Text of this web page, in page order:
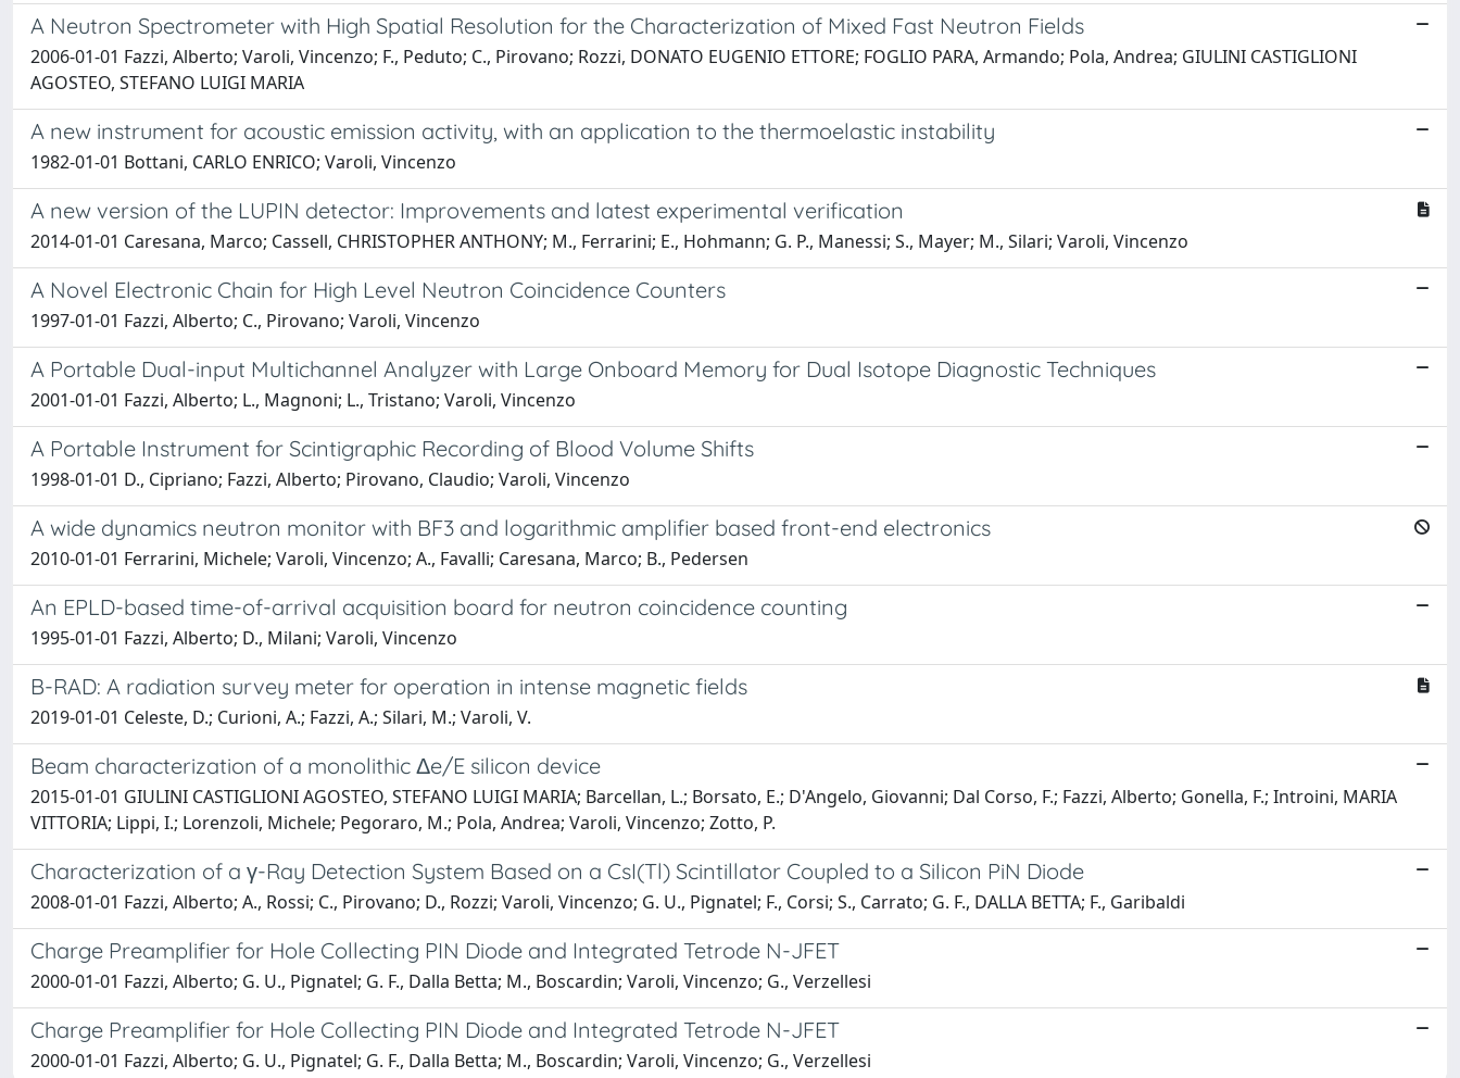
A Neutron Spectrometer with High Spatial Resolution for the Characterization of Mixed Fast Neutron Fields
2006-01-01 Fazzi, Alberto; Varoli, Vincenzo; F., Peduto; C., Pirovano; Rozzi, DONATO EUGENIO ETTORE; FOGLIO PARA, Armando; Pola, Andrea; GIULINI CASTIGLIONI
AGOSTEO, STEFANO LUIGI MARIA
A new instrument for acoustic emission activity, with an application to the thermoelastic instability
1982-01-01 Bottani, CARLO ENRICO; Varoli, Vincenzo
A new version of the LUPIN detector: Improvements and latest experimental verification
2014-01-01 Caresana, Marco; Cassell, CHRISTOPHER ANTHONY; M., Ferrarini; E., Hohmann; G. P., Manessi; S., Mayer; M., Silari; Varoli, Vincenzo
A Novel Electronic Chain for High Level Neutron Coincidence Counters
1997-01-01 Fazzi, Alberto; C., Pirovano; Varoli, Vincenzo
A Portable Dual-input Multichannel Analyzer with Large Onboard Memory for Dual Isotope Diagnostic Techniques
2001-01-01 Fazzi, Alberto; L., Magnoni; L., Tristano; Varoli, Vincenzo
A Portable Instrument for Scintigraphic Recording of Blood Volume Shifts
1998-01-01 D., Cipriano; Fazzi, Alberto; Pirovano, Claudio; Varoli, Vincenzo
A wide dynamics neutron monitor with BF3 and logarithmic amplifier based front-end electronics
2010-01-01 Ferrarini, Michele; Varoli, Vincenzo; A., Favalli; Caresana, Marco; B., Pedersen
An EPLD-based time-of-arrival acquisition board for neutron coincidence counting
1995-01-01 Fazzi, Alberto; D., Milani; Varoli, Vincenzo
B-RAD: A radiation survey meter for operation in intense magnetic fields
2019-01-01 Celeste, D.; Curioni, A.; Fazzi, A.; Silari, M.; Varoli, V.
Beam characterization of a monolithic Δe/E silicon device
2015-01-01 GIULINI CASTIGLIONI AGOSTEO, STEFANO LUIGI MARIA; Barcellan, L.; Borsato, E.; D'Angelo, Giovanni; Dal Corso, F.; Fazzi, Alberto; Gonella, F.; Introini, MARIA
VITTORIA; Lippi, I.; Lorenzoli, Michele; Pegoraro, M.; Pola, Andrea; Varoli, Vincenzo; Zotto, P.
Characterization of a γ-Ray Detection System Based on a CsI(Tl) Scintillator Coupled to a Silicon PiN Diode
2008-01-01 Fazzi, Alberto; A., Rossi; C., Pirovano; D., Rozzi; Varoli, Vincenzo; G. U., Pignatel; F., Corsi; S., Carrato; G. F., DALLA BETTA; F., Garibaldi
Charge Preamplifier for Hole Collecting PIN Diode and Integrated Tetrode N-JFET
2000-01-01 Fazzi, Alberto; G. U., Pignatel; G. F., Dalla Betta; M., Boscardin; Varoli, Vincenzo; G., Verzellesi
Charge Preamplifier for Hole Collecting PIN Diode and Integrated Tetrode N-JFET
2000-01-01 Fazzi, Alberto; G. U., Pignatel; G. F., Dalla Betta; M., Boscardin; Varoli, Vincenzo; G., Verzellesi